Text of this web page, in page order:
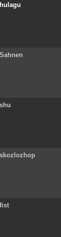
hulagu
Sahnen
shu
skozlozhop
fist